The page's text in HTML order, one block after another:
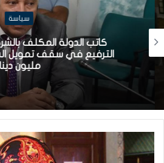
سياسة
كاتب الدولة المكلف
الترفيع في سقف تمويل
مليون دينار